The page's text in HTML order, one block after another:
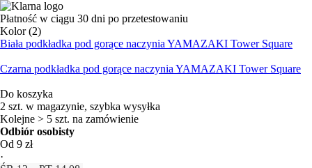
Płatność w ciągu 30 dni po przetestowaniu
Kolor (2)
Biała podkładka pod gorące naczynia YAMAZAKI Tower Square
Czarna podkładka pod gorące naczynia YAMAZAKI Tower Square
Do koszyka
2 szt. w magazynie, szybka wysyłka
Kolejne > 5 szt. na zamówienie
Odbiór osobisty
Od 9 zł
·